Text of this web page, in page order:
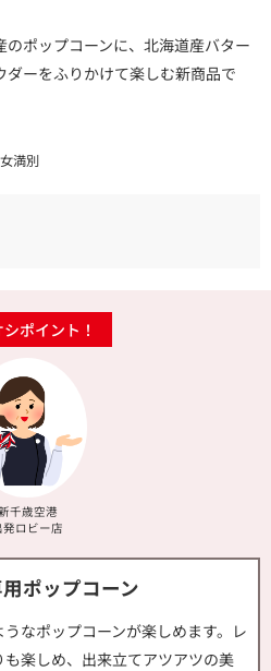
ポップコーンに、北海道産バター
ーをふりかけて楽しむ新商品で
満別
ポイント！
千歳空港
発ロビー店
ポップコーン
なポップコーンが楽しめます。レ
楽しめ、出来立てアツアツの美